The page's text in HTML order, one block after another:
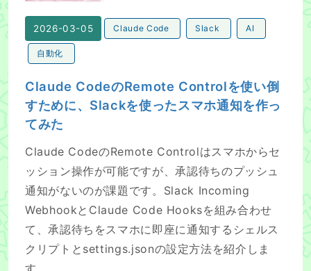
2026-03-05 Claude Code Slack AI
自動化
Claude CodeのRemote Controlを使い倒
すために、Slackを使ったスマホ通知を作っ
てみた
Claude CodeのRemote Controlはスマホからセ
ッション操作が可能ですが、承認待ちのプッシュ
通知がないのが課題です。Slack Incoming
WebhookとClaude Code Hooksを組み合わせ
て、承認待ちをスマホに即座に通知するシェルス
クリプトとsettings.jsonの設定方法を紹介しま
す。